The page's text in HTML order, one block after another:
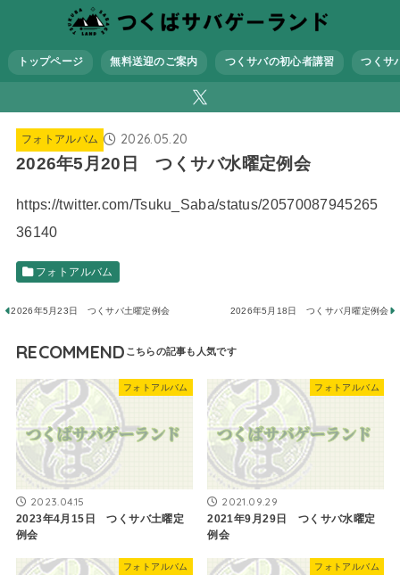
トップページ 無料送迎のご案内 つくサバの初心者講習 つくサ
フォトアルバム 2026.05.20
2026年5月20日 つくサバ水曜定例会
https://twitter.com/Tsuku_Saba/status/20570087945265
36140
フォトアルバム
2026年5月23日 つくサバ土曜定例会 2026年5月18日 つくサバ月曜定例会
RECOMMEND
フォトアルバム
2023.04.15
2023年4月15日 つくサバ土曜定
例会
フォトアルバム
2021.09.29
2021年9月29日 つくサバ水曜定
例会
フォトアルバム フォトアルバム